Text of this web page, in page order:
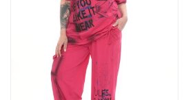
stella online toptan satış
stella online wholesale website
стелла онлайн оптовый сайт